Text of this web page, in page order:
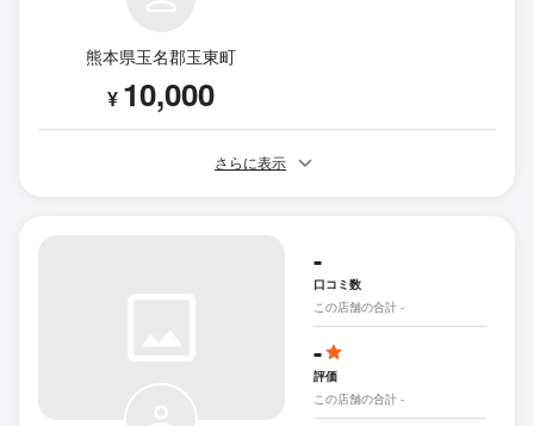
熊本県玉名郡玉東町
¥ 10,000
さらに表示
-
口コミ数
この店舗の合計 -
-
評価
この店舗の合計 -